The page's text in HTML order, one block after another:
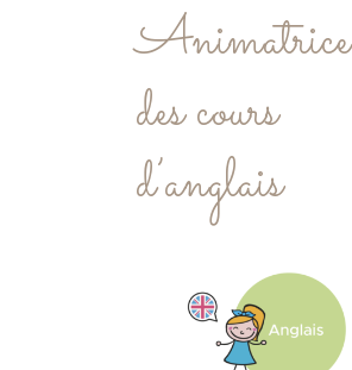
Animatrice
des cours
d’anglais